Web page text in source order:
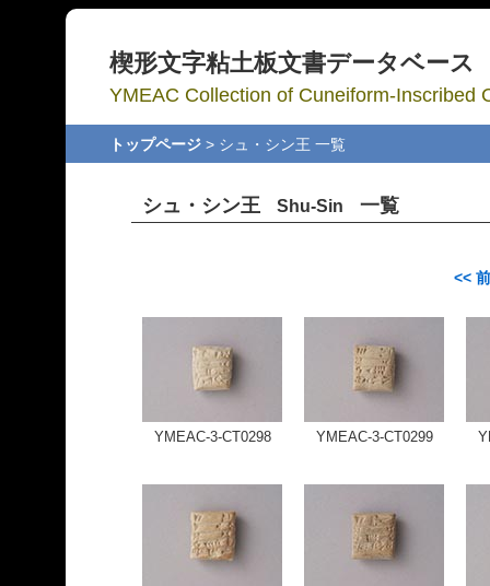
楔形文字粘土板文書データベース
YMEAC Collection of Cuneiform-Inscribed
トップページ > シュ・シン王 一覧
シュ・シン王 Shu-Sin 一覧
<<
YMEAC-3-CT0298 YMEAC-3-CT0299